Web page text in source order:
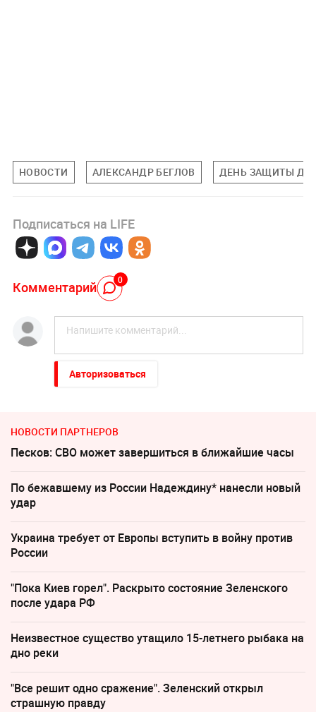
НОВОСТИ АЛЕКСАНДР БЕГЛОВ ДЕНЬ ЗАЩИТЫ
Подписаться на LIFE
Комментарий 0
Авторизоваться
НОВОСТИ ПАРТНЕРОВ
Песков: СВО может завершиться в ближайшие часы
По бежавшему из России Надеждину* нанесли новый
удар
Украина требует от Европы вступить в войну против
России
"Пока Киев горел". Раскрыто состояние Зеленского
после удара РФ
Неизвестное существо утащило 15-летнего рыбака на
дно реки
"Все решит одно сражение". Зеленский открыл
страшную правду